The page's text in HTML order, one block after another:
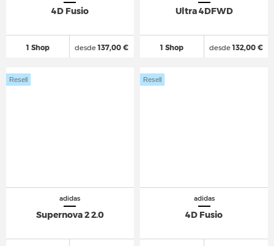
4D Fusio
1 Shop desde137,00 €
Ultra 4DFWD
1 Shop desde132,00 €
adidas
Supernova 2 2.0
Resell
adidas
4D Fusio
Resell